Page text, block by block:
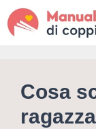
Cosa